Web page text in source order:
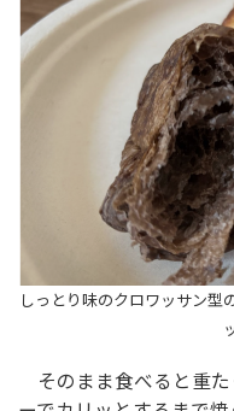
しっとり味のクロワッサン型
そのまま食べると重た